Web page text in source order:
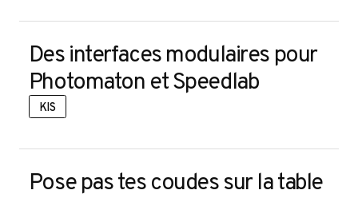
Des interfaces modulaires pour
Photomaton et Speedlab
KIS
Pose pas tes coudes sur la table